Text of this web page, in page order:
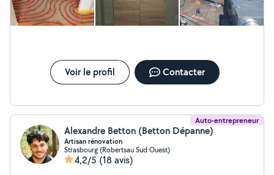
Voir le profil Contacter
Auto-entrepreneur
Alexandre Betton (Betton Dépanne)
Artisan rénovation
Strasbourg (Robertsau Sud Ouest)
4,2/5 (18 avis)